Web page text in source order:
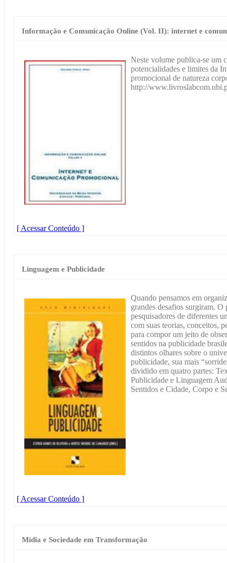
Informação e Comunicação Online (Vol. II): internet e
Neste volume publica-se um
potencialidades e limites da
promocional de natureza
http://
[ Acessar Conteúdo ]
Linguagem e Publicidade
Quando pensamos em
grandes desafios surgiram.
pesquisadores de diferentes
com suas teorias, conceitos,
para compor um jeito de
sentidos na publicidade
distintos olhares sobre o
publicidade, sua mais
dividido em quatro partes:
Publicidade e Linguagem
Sentidos e Cidade, Corpo e
[ Acessar Conteúdo ]
Mídia e Sociedade em Transformação